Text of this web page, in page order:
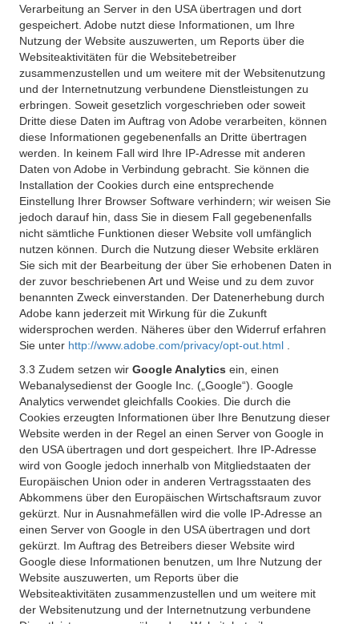
Verarbeitung an Server in den USA übertragen und dort
gespeichert. Adobe nutzt diese Informationen, um Ihre
Nutzung der Website auszuwerten, um Reports über die
Websiteaktivitäten für die Websitebetreiber
zusammenzustellen und um weitere mit der Websitenutzung
und der Internetnutzung verbundene Dienstleistungen zu
erbringen. Soweit gesetzlich vorgeschrieben oder soweit
Dritte diese Daten im Auftrag von Adobe verarbeiten, können
diese Informationen gegebenenfalls an Dritte übertragen
werden. In keinem Fall wird Ihre IP-Adresse mit anderen
Daten von Adobe in Verbindung gebracht. Sie können die
Installation der Cookies durch eine entsprechende
Einstellung Ihrer Browser Software verhindern; wir weisen Sie
jedoch darauf hin, dass Sie in diesem Fall gegebenenfalls
nicht sämtliche Funktionen dieser Website voll umfänglich
nutzen können. Durch die Nutzung dieser Website erklären
Sie sich mit der Bearbeitung der über Sie erhobenen Daten in
der zuvor beschriebenen Art und Weise und zu dem zuvor
benannten Zweck einverstanden. Der Datenerhebung durch
Adobe kann jederzeit mit Wirkung für die Zukunft
widersprochen werden. Näheres über den Widerruf erfahren
Sie unter http://www.adobe.com/privacy/opt-out.html
3.3 Zudem setzen wir Google Analytics ein, einen
Webanalysedienst der Google Inc. („Google“). Google
Analytics verwendet gleichfalls Cookies. Die durch die
Cookies erzeugten Informationen über Ihre Benutzung dieser
Website werden in der Regel an einen Server von Google in
den USA übertragen und dort gespeichert. Ihre IP-Adresse
wird von Google jedoch innerhalb von Mitgliedstaaten der
Europäischen Union oder in anderen Vertragsstaaten des
Abkommens über den Europäischen Wirtschaftsraum zuvor
gekürzt. Nur in Ausnahmefällen wird die volle IP-Adresse an
einen Server von Google in den USA übertragen und dort
gekürzt. Im Auftrag des Betreibers dieser Website wird
Google diese Informationen benutzen, um Ihre Nutzung der
Website auszuwerten, um Reports über die
Websiteaktivitäten zusammenzustellen und um weitere mit
der Websitenutzung und der Internetnutzung verbundene